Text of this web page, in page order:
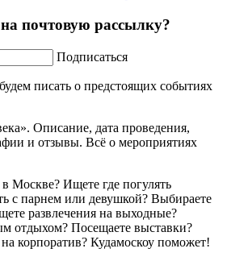
почтовую рассылку?
Подписаться
писать о предстоящих событиях
Описание, дата проведения,
и отзывы. Всё о мероприятиях
в Москве? Ищете где погулять
с парнем или девушкой? Выбираете
развлечения на выходные?
отдыхом? Посещаете выставки?
на корпоратив? Кудамоскоу поможет!